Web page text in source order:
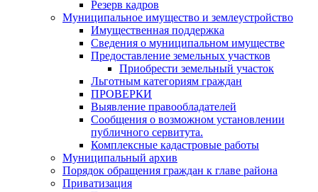
Резерв кадров
Муниципальное имущество и землеустройство
Имущественная поддержка
Сведения о муниципальном имуществе
Предоставление земельных участков
Приобрести земельный участок
Льготным категориям граждан
ПРОВЕРКИ
Выявление правообладателей
Сообщения о возможном установлении
публичного сервитута.
Комплексные кадастровые работы
Муниципальный архив
Порядок обращения граждан к главе района
Приватизация